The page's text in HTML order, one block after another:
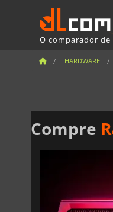
O comparador
HARDWARE
Compre